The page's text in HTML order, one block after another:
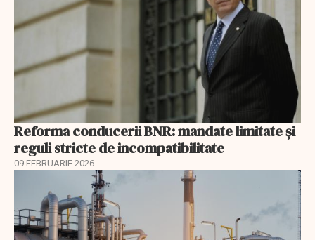
Reforma conducerii BNR: mandate limitate și
reguli stricte de incompatibilitate
09 FEBRUARIE 2026